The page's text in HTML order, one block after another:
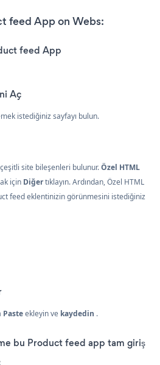
feed App on Webs:
feed App
Aç
istediğiniz sayfayı bulun.
site bileşenleri bulunur.Özel HTML
için Diğertıklayın. Ardından, Özel HTML
feed eklentinizin görünmesini istediğiniz
Pasteekleyin ve kaydedin .
bu Product feed app tam giriş